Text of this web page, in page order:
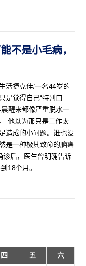
不是小毛病，
活捷克佳/一名44岁的
是觉得自己“特别口
晨醒来都像严重脱水一
他以为那只是工作太
造成的小问题。谁也没
是一种极其致命的脑癌
诊后，医生曾明确告诉
18个月。…
四 五 六